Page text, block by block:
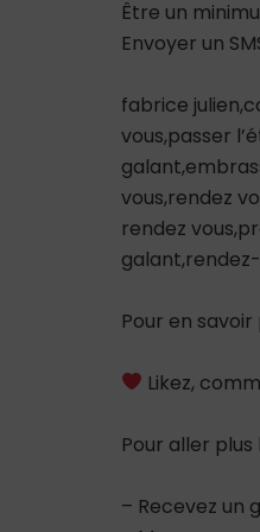
Être un
Envoyer un
fabrice
vous,passer
vous,rendez
rendez
Pour en savoir
Likez,
Pour aller plus
– Recevez un